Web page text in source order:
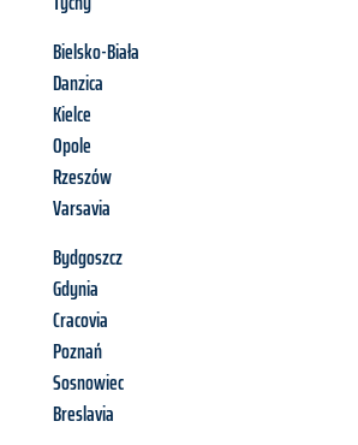
Bielsko-Biała
Danzica
Kielce
Opole
Rzeszów
Varsavia
Bydgoszcz
Gdynia
Cracovia
Poznań
Sosnowiec
Breslavia